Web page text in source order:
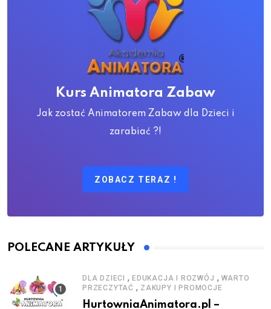
Kurs Animatora Zabaw
Jak zostać Animatorem Zabaw dla Dzieci i
zarabiać ?!
ZOBACZ TERAZ !
POLECANE ARTYKUŁY
DLA DZIECI , EDUKACJA I ROZWÓJ , WARTO
PRZECZYTAĆ , ZAKUPY I PROMOCJE
HurtowniaAnimatora.pl –